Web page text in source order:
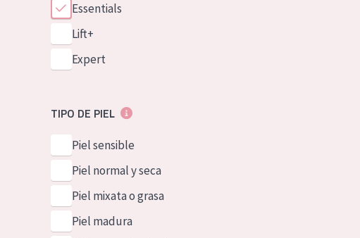
Essentials
Lift+
Expert
TIPO DE PIEL
Piel sensible
Piel normal y seca
Piel mixata o grasa
Piel madura